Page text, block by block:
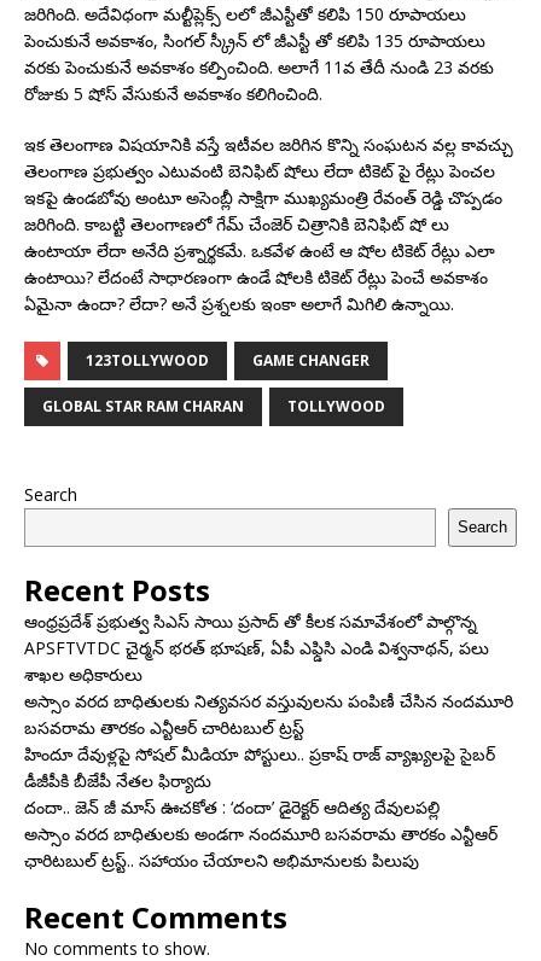
జరిగింది. అదేవిధంగా మల్టీప్లెక్స్ లలో జీఎస్టీతో కలిపి 150 రూపాయలు
పెంచుకునే అవకాశం, సింగల్ స్క్రీన్ లో జీఎస్టీ తో కలిపి 135 రూపాయలు
వరకు పెంచుకునే అవకాశం కల్పించింది. అలాగే 11వ తేదీ నుండి 23 వరకు
రోజుకు 5 షోస్ వేసుకునే అవకాశం కలిగించింది.
ఇక తెలంగాణ విషయానికి వస్తే ఇటీవల జరిగిన కొన్ని సంఘటన వల్ల కావచ్చు
తెలంగాణ ప్రభుత్వం ఎటువంటి బెనిఫిట్ షోలు లేదా టికెట్ పై రేట్లు పెంచల
ఇకపై ఉండబోవు అంటూ అసెంబ్లీ సాక్షిగా ముఖ్యమంత్రి రేవంత్ రెడ్డి చొప్పడం
జరిగింది. కాబట్టి తెలంగాణలో గేమ్ చేంజెర్ చిత్రానికి బెనిఫిట్ షో లు
ఉంటాయా లేదా అనేది ప్రశ్నార్థకమే. ఒకవేళ ఉంటే ఆ షోల టికెట్ రేట్లు ఎలా
ఉంటాయి? లేదంటే సాధారణంగా ఉండే షోలకి టికెట్ రేట్లు పెంచే అవకాశం
ఏమైనా ఉందా? లేదా? అనే ప్రశ్నలకు ఇంకా అలాగే మిగిలి ఉన్నాయి.
123TOLLYWOOD GAME CHANGER
GLOBAL STAR RAM CHARAN TOLLYWOOD
Search
Search
Recent Posts
ఆంధ్రప్రదేశ్ ప్రభుత్వ సిఎస్ సాయి ప్రసాద్ తో కీలక సమావేశంలో పాల్గొన్న
APSFTVTDC చైర్మన్ భరత్ భూషణ్, ఏపీ ఎఫ్డిసి ఎండి విశ్వనాథన్, పలు
శాఖల అధికారులు
అస్సాం వరద బాధితులకు నిత్యవసర వస్తువులను పంపిణీ చేసిన నందమూరి
బసవరామ తారకం ఎన్టీఆర్ చారిటబుల్ ట్రస్ట్
హిందూ దేవుళ్లపై సోషల్ మీడియా పోస్టులు.. ప్రకాష్ రాజ్ వ్యాఖ్యలపై సైబర్
డీజీపీకి బీజేపీ నేతల ఫిర్యాదు
దందా.. జెన్ జీ మాస్ ఊచకోత : ‘దందా’ డైరెక్ట‌ర్ ఆదిత్య దేవులపల్లి
అస్సాం వరద బాధితులకు అండగా నందమూరి బసవరామ తారకం ఎన్టీఆర్
ఛారిటబుల్ ట్రస్ట్.. సహాయం చేయాలని అభిమానులకు పిలుపు
Recent Comments
No comments to show.